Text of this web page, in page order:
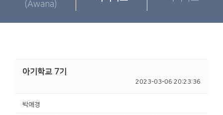
(Awana)
아기학교 7기
2023-03-06 20:23:36
박애경